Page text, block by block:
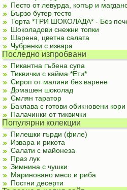
Песто от левурда, копър и
Бързо бутер тесто
Торта *ТРИ ШОКОЛАДА* - Без
Шоколадови снежни топки
Шарена, цветна салата
Чубренки с извара
Последно изпробвани
Пикантна гъбена супа
Тиквички с кайма *Ети*
Сироп от малини без варене
Домашен шоколад
Смлян таратор
Баклава с готови обикновени кори
Палачинки от тиквички
Популярни колекции
Пилешки гърди (филе)
Извара и рикота
Салати с майонеза
Праз лук
Зимнина с чушки
Мариновано месо и риба
Постни десерти